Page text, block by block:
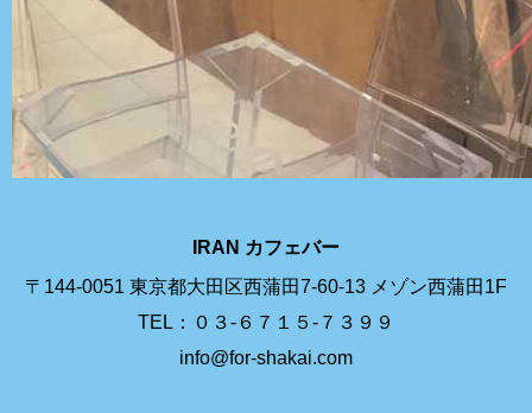
IRAN カフェバー
〒144-0051 東京都大田区西蒲田7-60-13 メゾン西蒲田1F
TEL：０３-６７１５-７３９９
info@for-shakai.com